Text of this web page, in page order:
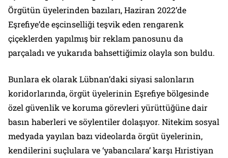
Örgütün üyelerinden bazıları, Haziran 2022’de
Eşrefiye’de eşcinselliği teşvik eden rengarenk
çiçeklerden yapılmış bir reklam panosunu da
parçaladı ve yukarıda bahsettiğimiz olayla son buldu.
Bunlara ek olarak Lübnan’daki siyasi salonların
koridorlarında, örgüt üyelerinin Eşrefiye bölgesinde
özel güvenlik ve koruma görevleri yürüttüğüne dair
basın haberleri ve söylentiler dolaşıyor. Nitekim sosyal
medyada yayılan bazı videolarda örgüt üyelerinin,
kendilerini suçlulara ve ‘yabancılara’ karşı Hıristiyan